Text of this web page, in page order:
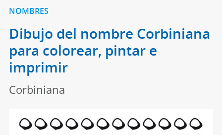
NOMBRES
Dibujo del nombre Corbiniana
para colorear, pintar e
imprimir
Corbiniana